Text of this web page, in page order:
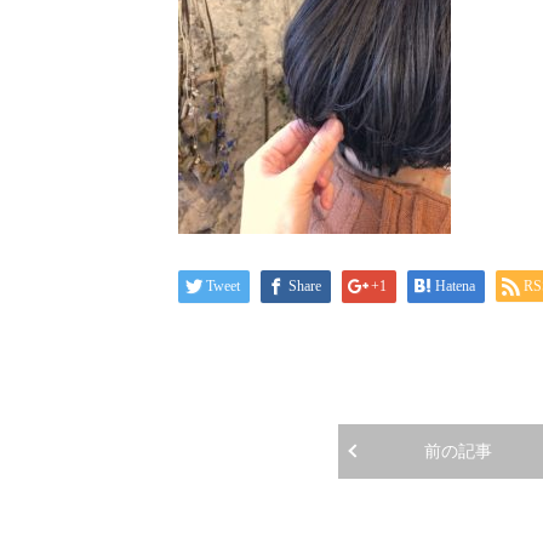
Tweet Share +1 Hatena
前の記事